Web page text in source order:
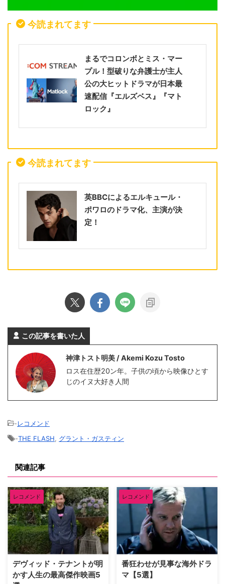
今読まれてます
まるでコロンボとミス・マー
プル！型破りな弁護士が主人
公の大ヒットドラマが日本最
速配信『エルズベス』『マト
ロック』
今読まれてます
英BBCによるエルキュール・
ポワロのドラマ化、主演が決
定！
この記事を書いた人
神津トスト明美 / Akemi Kozu Tosto
ロス在住歴20ン年。子供の頃から映像ひとす
じのイヌ大好き人間
-レコメンド
-THE FLASH グラント・ガスティン
関連記事
レコメンド
デヴィッド・テナントが明
かす人生の最高傑作映画5
レコメンド
番狂わせが見事な海外ドラ
マ【5選】